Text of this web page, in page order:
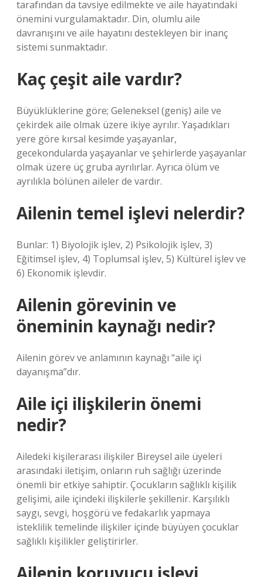
tarafından da tavsiye edilmekte ve aile hayatındaki
önemini vurgulamaktadır. Din, olumlu aile
davranışını ve aile hayatını destekleyen bir inanç
sistemi sunmaktadır.
Kaç çeşit aile vardır?
Büyüklüklerine göre; Geleneksel (geniş) aile ve
çekirdek aile olmak üzere ikiye ayrılır. Yaşadıkları
yere göre kırsal kesimde yaşayanlar,
gecekondularda yaşayanlar ve şehirlerde yaşayanlar
olmak üzere üç gruba ayrılırlar. Ayrıca ölüm ve
ayrılıkla bölünen aileler de vardır.
Ailenin temel işlevi nelerdir?
Bunlar: 1) Biyolojik işlev, 2) Psikolojik işlev, 3)
Eğitimsel işlev, 4) Toplumsal işlev, 5) Kültürel işlev ve
6) Ekonomik işlevdir.
Ailenin görevinin ve
öneminin kaynağı nedir?
Ailenin görev ve anlamının kaynağı “aile içi
dayanışma”dır.
Aile içi ilişkilerin önemi
nedir?
Ailedeki kişilerarası ilişkiler Bireysel aile üyeleri
arasındaki iletişim, onların ruh sağlığı üzerinde
önemli bir etkiye sahiptir. Çocukların sağlıklı kişilik
gelişimi, aile içindeki ilişkilerle şekillenir. Karşılıklı
saygı, sevgi, hoşgörü ve fedakarlık yapmaya
isteklilik temelinde ilişkiler içinde büyüyen çocuklar
sağlıklı kişilikler geliştirirler.